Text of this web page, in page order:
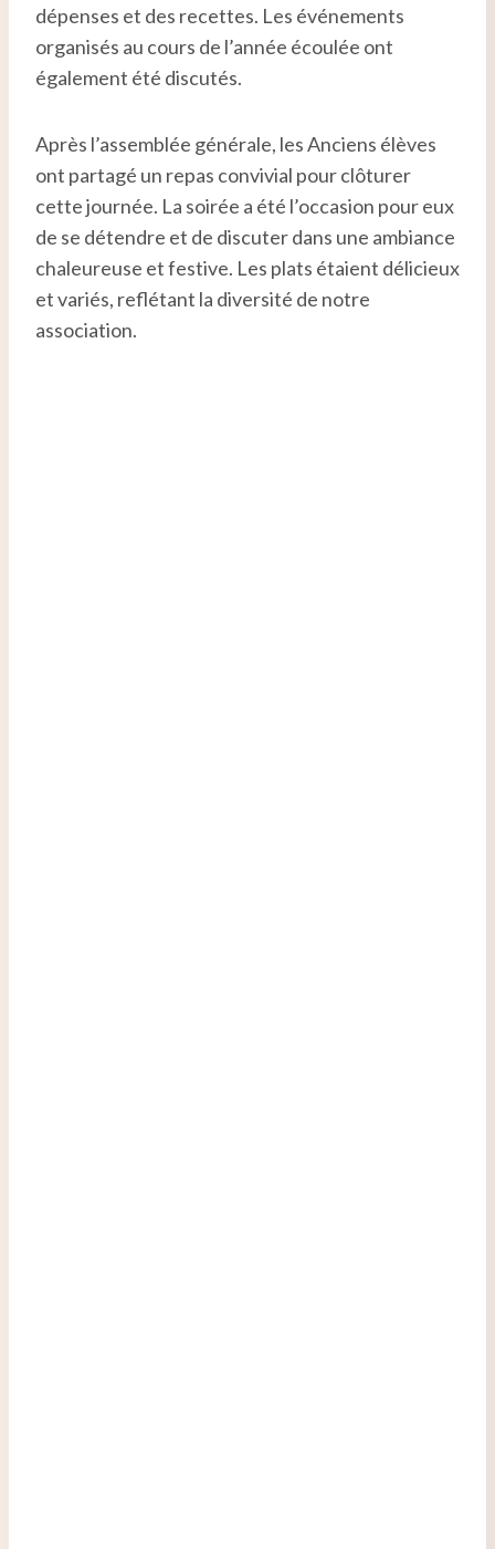
dépenses et des recettes. Les événements
organisés au cours de l’année écoulée ont
également été discutés.
Après l’assemblée générale, les Anciens élèves
ont partagé un repas convivial pour clôturer
cette journée. La soirée a été l’occasion pour eux
de se détendre et de discuter dans une ambiance
chaleureuse et festive. Les plats étaient délicieux
et variés, reflétant la diversité de notre
association.